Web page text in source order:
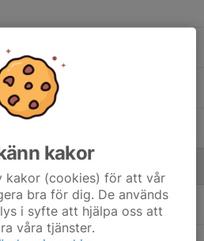
10
HJ
kakor
kakor (cookies) för att vår
bra för dig. De används
i syfte att hjälpa oss att
våra tjänster.